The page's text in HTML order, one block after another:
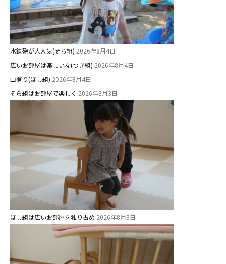
水鉄砲が大人気(そら組) 2026年8月4日
広いお部屋は楽しいな(つき組) 2026年8月4日
山登り(ほし組) 2026年8月4日
そら組はお部屋で楽しく 2026年8月3日
ほし組は広いお部屋を独り占め 2026年8月3日